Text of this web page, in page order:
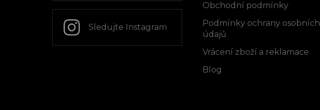
Sledujte Instagram
Obchodní podmínky
Podmínky ochrany osobních
údajů
Vrácení zboží a reklamace
Blog